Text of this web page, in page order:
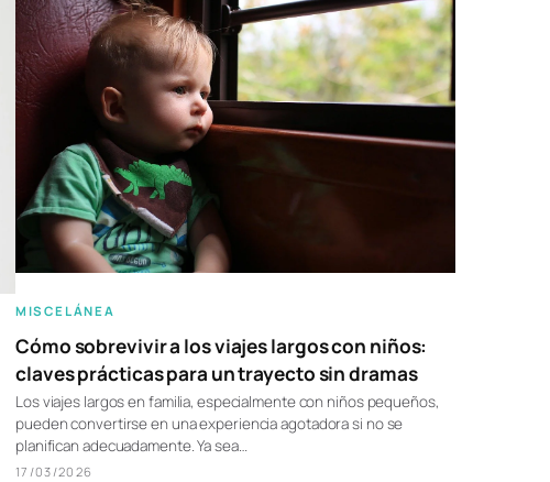
MISCELÁNEA
Cómo sobrevivir a los viajes largos con niños:
claves prácticas para un trayecto sin dramas
Los viajes largos en familia, especialmente con niños pequeños,
pueden convertirse en una experiencia agotadora si no se
planifican adecuadamente. Ya sea…
17/03/2026